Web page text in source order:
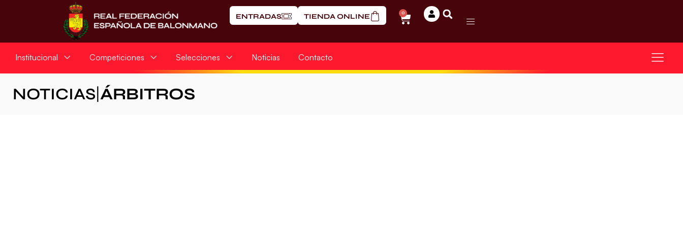
ENTRADAS TIENDA ONLINE 0
Institucional Competiciones Selecciones Noticias Contacto
NOTICIAS ÁRBITROS